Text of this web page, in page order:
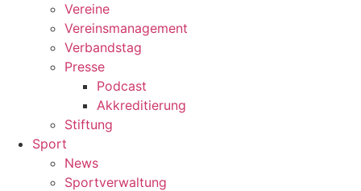
Vereine
Vereinsmanagement
Verbandstag
Presse
Podcast
Akkreditierung
Stiftung
Sport
News
Sportverwaltung